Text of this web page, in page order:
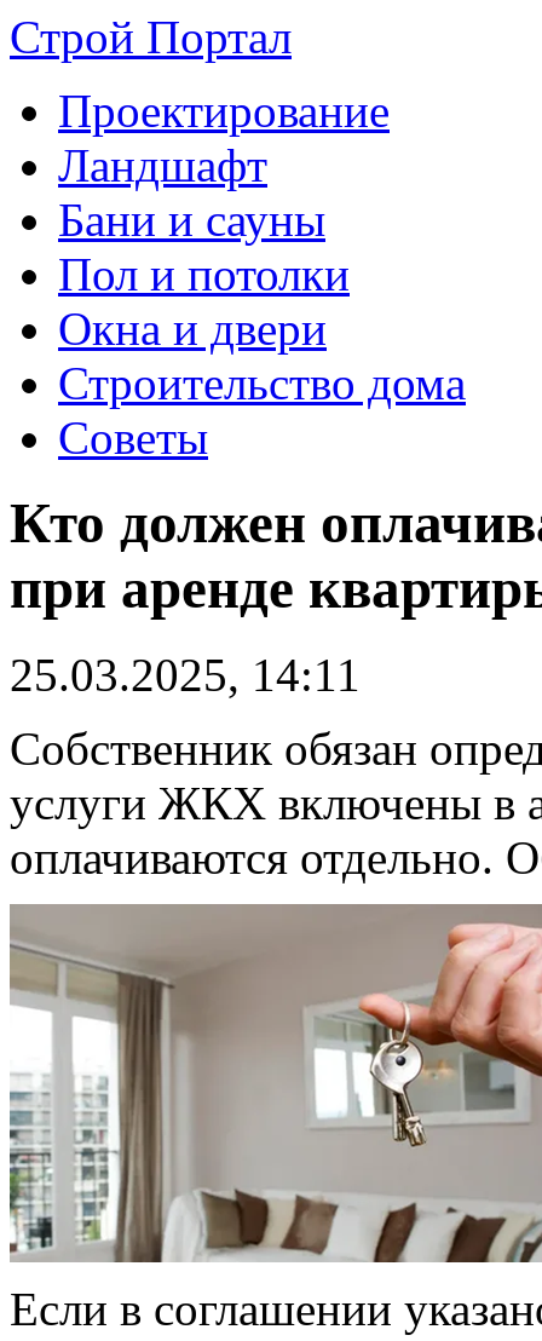
Строй Портал
Проектирование
Ландшафт
Бани и сауны
Пол и потолки
Окна и двери
Строительство дома
Советы
Кто должен
при аренде
25.03.2025, 14:11
Собственник обязан
услуги ЖКХ включены в
оплачиваются отдельно.
Если в соглашении